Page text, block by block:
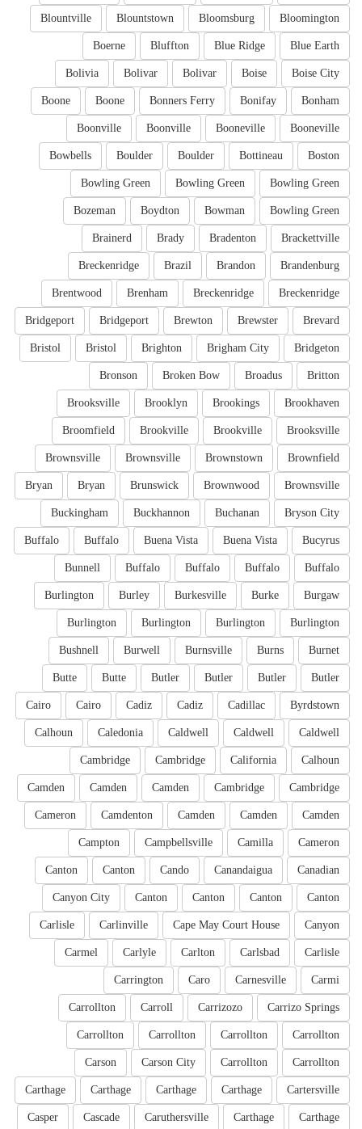
Bloomington
Bloomsburg
Blountstown
Blountville
Blue Earth
Blue Ridge
Bluffton
Boerne
Boise City
Boise
Bolivar
Bolivar
Bolivia
Bonham
Bonifay
Bonners Ferry
Boone
Boone
Booneville
Booneville
Boonville
Boonville
Boston
Bottineau
Boulder
Boulder
Bowbells
Bowling Green
Bowling Green
Bowling Green
Bowling Green
Bowman
Boydton
Bozeman
Brackettville
Bradenton
Brady
Brainerd
Brandenburg
Brandon
Brazil
Breckenridge
Breckenridge
Breckenridge
Brenham
Brentwood
Brevard
Brewster
Brewton
Bridgeport
Bridgeport
Bridgeton
Brigham City
Brighton
Bristol
Bristol
Britton
Broadus
Broken Bow
Bronson
Brookhaven
Brookings
Brooklyn
Brooksville
Brooksville
Brookville
Brookville
Broomfield
Brownfield
Brownstown
Brownsville
Brownsville
Brownsville
Brownwood
Brunswick
Bryan
Bryan
Bryson City
Buchanan
Buckhannon
Buckingham
Bucyrus
Buena Vista
Buena Vista
Buffalo
Buffalo
Buffalo
Buffalo
Buffalo
Buffalo
Bunnell
Burgaw
Burke
Burkesville
Burley
Burlington
Burlington
Burlington
Burlington
Burlington
Burnet
Burns
Burnsville
Burwell
Bushnell
Butler
Butler
Butler
Butler
Butte
Butte
Byrdstown
Cadillac
Cadiz
Cadiz
Cairo
Cairo
Caldwell
Caldwell
Caldwell
Caledonia
Calhoun
Calhoun
California
Cambridge
Cambridge
Cambridge
Cambridge
Camden
Camden
Camden
Camden
Camden
Camden
Camdenton
Cameron
Cameron
Camilla
Campbellsville
Campton
Canadian
Canandaigua
Cando
Canton
Canton
Canton
Canton
Canton
Canton
Canyon City
Canyon
Cape May Court House
Carlinville
Carlisle
Carlisle
Carlsbad
Carlton
Carlyle
Carmel
Carmi
Carnesville
Caro
Carrington
Carrizo Springs
Carrizozo
Carroll
Carrollton
Carrollton
Carrollton
Carrollton
Carrollton
Carrollton
Carrollton
Carson City
Carson
Cartersville
Carthage
Carthage
Carthage
Carthage
Carthage
Carthage
Caruthersville
Cascade
Casper